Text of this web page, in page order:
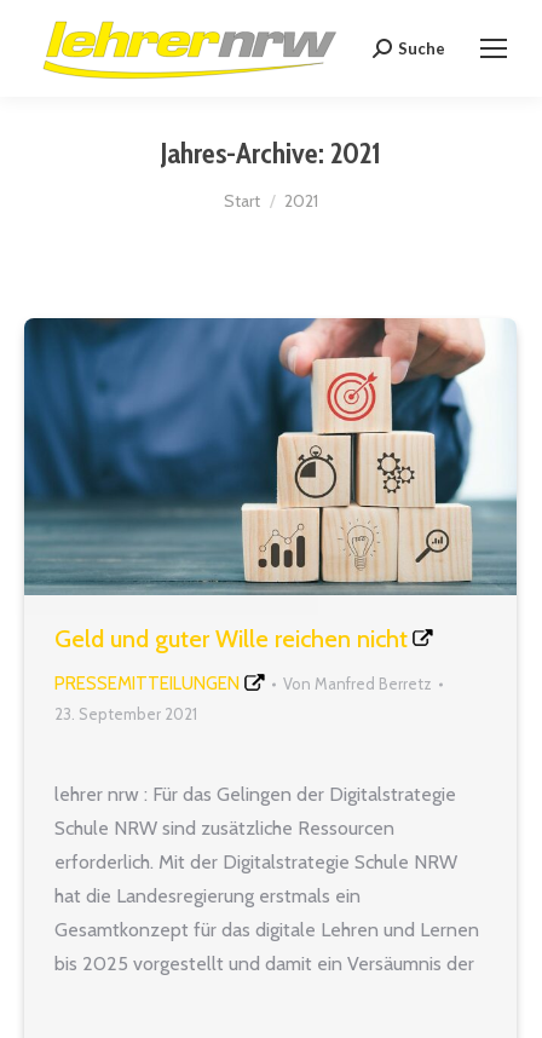
Search:
Suche
Jahres-Archive: 2021
Sie befinden sich hier:
Start 2021
Geld und guter Wille reichen nicht
PRESSEMITTEILUNGEN Von Manfred Berretz
23. September 2021
lehrer nrw : Für das Gelingen der Digitalstrategie
Schule NRW sind zusätzliche Ressourcen
erforderlich. Mit der Digitalstrategie Schule NRW
hat die Landesregierung erstmals ein
Gesamtkonzept für das digitale Lehren und Lernen
bis 2025 vorgestellt und damit ein Versäumnis der